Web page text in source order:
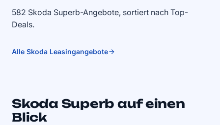
582 Skoda Superb-Angebote, sortiert nach Top-
Deals.
Alle Skoda Leasingangebote
Skoda Superb auf einen
Blick